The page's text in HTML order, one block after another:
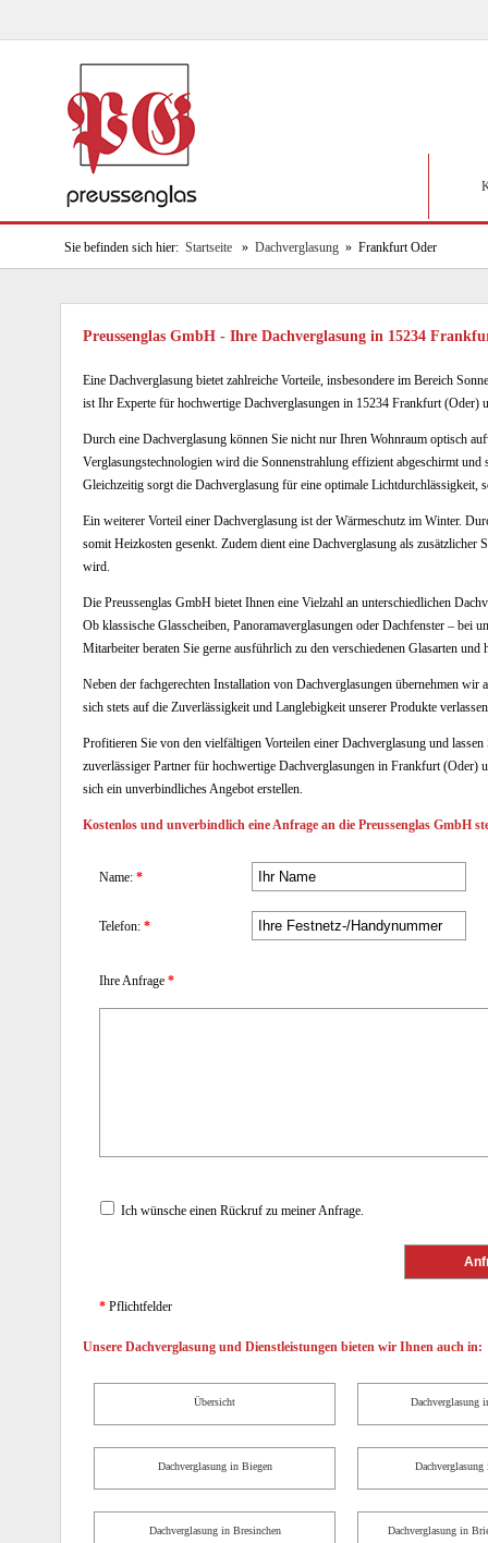
Sie befinden sich hier: Startseite » Dachverglasung » Frankfurt Oder
Preussenglas GmbH - Ihre Dachverglasung in 15234
Eine Dachverglasung bietet zahlreiche Vorteile, insbesondere im Bereich
ist Ihr Experte für hochwertige Dachverglasungen in 15234 Frankfurt (Oder)
Durch eine Dachverglasung können Sie nicht nur Ihren Wohnraum optisch
Verglasungstechnologien wird die Sonnenstrahlung effizient abgeschirmt und
Gleichzeitig sorgt die Dachverglasung für eine optimale Lichtdurchlässigkeit,
Ein weiterer Vorteil einer Dachverglasung ist der Wärmeschutz im Winter.
somit Heizkosten gesenkt. Zudem dient eine Dachverglasung als
wird.
Die Preussenglas GmbH bietet Ihnen eine Vielzahl an unterschiedlichen
Ob klassische Glasscheiben, Panoramaverglasungen oder Dachfenster – bei
Mitarbeiter beraten Sie gerne ausführlich zu den verschiedenen Glasarten
Neben der fachgerechten Installation von Dachverglasungen übernehmen
sich stets auf die Zuverlässigkeit und Langlebigkeit unserer Produkte
Profitieren Sie von den vielfältigen Vorteilen einer Dachverglasung und
zuverlässiger Partner für hochwertige Dachverglasungen in Frankfurt (Oder)
sich ein unverbindliches Angebot erstellen.
Kostenlos und unverbindlich eine Anfrage an die Preussenglas GmbH
Name: *
Telefon: *
Ihre Anfrage *
Ich wünsche einen Rückruf zu meiner Anfrage.
* Pflichtfelder
Unsere Dachverglasung und Dienstleistungen bieten wir Ihnen auch in:
Übersicht Dachverglasung
Dachverglasung in Biegen
Dachverglasung in Bresinchen Dachverglasung in